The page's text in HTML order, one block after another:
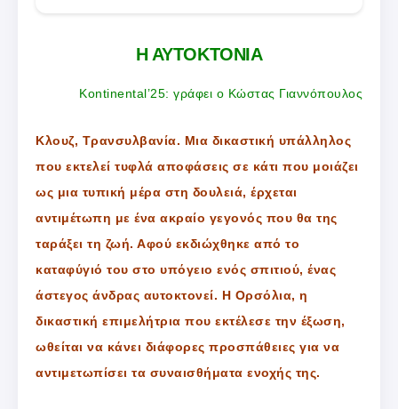
Η ΑΥΤΟΚΤΟΝΙΑ
Kontinental’25: γράφει ο Κώστας Γιαννόπουλος
Κλουζ, Τρανσυλβανία. Μια δικαστική υπάλληλος
που εκτελεί τυφλά αποφάσεις σε κάτι που μοιάζει
ως μια τυπική μέρα στη δουλειά, έρχεται
αντιμέτωπη με ένα ακραίο γεγονός που θα της
ταράξει τη ζωή. Αφού εκδιώχθηκε από το
καταφύγιό του στο υπόγειο ενός σπιτιού, ένας
άστεγος άνδρας αυτοκτονεί. Η Ορσόλια, η
δικαστική επιμελήτρια που εκτέλεσε την έξωση,
ωθείται να κάνει διάφορες προσπάθειες για να
αντιμετωπίσει τα συναισθήματα ενοχής της.